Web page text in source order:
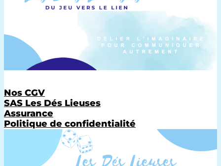
Nos CGV
SAS Les Dés Lieuses
Assurance
Politique de confidentialité